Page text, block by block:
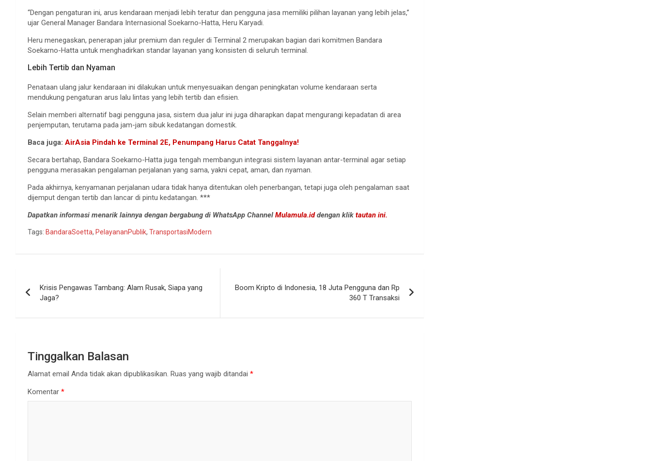
“Dengan pengaturan ini, arus kendaraan menjadi lebih teratur dan pengguna jasa memiliki pilihan layanan yang lebih jelas,”
ujar General Manager Bandara Internasional Soekarno-Hatta, Heru Karyadi.
Heru menegaskan, penerapan jalur premium dan reguler di Terminal 2 merupakan bagian dari komitmen Bandara
Soekarno-Hatta untuk menghadirkan standar layanan yang konsisten di seluruh terminal.
Lebih Tertib dan Nyaman
Penataan ulang jalur kendaraan ini dilakukan untuk menyesuaikan dengan peningkatan volume kendaraan serta
mendukung pengaturan arus lalu lintas yang lebih tertib dan efisien.
Selain memberi alternatif bagi pengguna jasa, sistem dua jalur ini juga diharapkan dapat mengurangi kepadatan di area
penjemputan, terutama pada jam-jam sibuk kedatangan domestik.
Baca juga: AirAsia Pindah ke Terminal 2E, Penumpang Harus Catat Tanggalnya!
Secara bertahap, Bandara Soekarno-Hatta juga tengah membangun integrasi sistem layanan antar-terminal agar setiap
pengguna merasakan pengalaman perjalanan yang sama, yakni cepat, aman, dan nyaman.
Pada akhirnya, kenyamanan perjalanan udara tidak hanya ditentukan oleh penerbangan, tetapi juga oleh pengalaman saat
dijemput dengan tertib dan lancar di pintu kedatangan. ***
Dapatkan informasi menarik lainnya dengan bergabung di WhatsApp Channel Mulamula.iddengan klik tautan ini.
Tags: BandaraSoetta, PelayananPublik, TransportasiModern
pos
Krisis Pengawas Tambang: Alam Rusak, Siapa yang
Jaga?
Boom Kripto di Indonesia, 18 Juta Pengguna dan Rp
360 T Transaksi
Tinggalkan Balasan
Alamat email Anda tidak akan dipublikasikan. Ruas yang wajib ditandai *
Komentar *